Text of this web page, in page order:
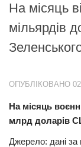
Дніпро
Львів
Івано-
Донбас
Одеса
Схід
На місяць
мільярдів
ОПУБЛІКОВАНО
На місяць
млрд доларів
Джерело: дані за